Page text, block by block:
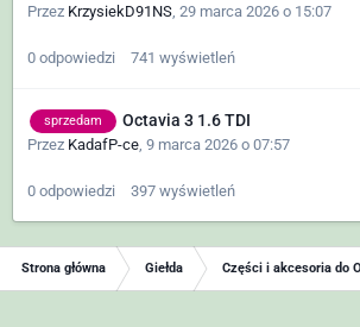
Przez KrzysiekD91NS 29 marca 2026 o 15:07
0 odpowiedzi 741 wyświetleń
sprzedam Octavia 3 1.6 TDI
Przez KadafP-ce, 9 marca 2026 o 07:57
0 odpowiedzi 397 wyświetleń
Strona główna Giełda Części i akcesoria do